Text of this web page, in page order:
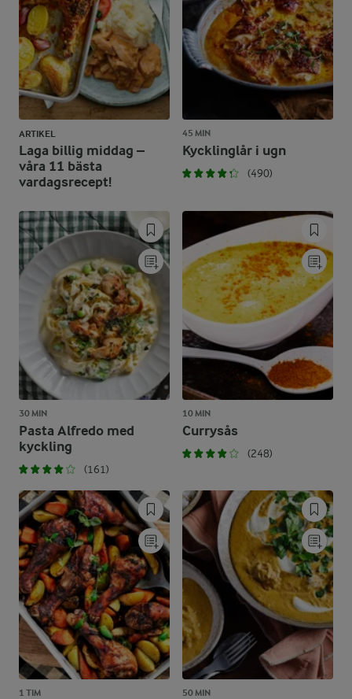
ARTIKEL
Laga billig middag –
våra 11 bästa
vardagsrecept!
45 MIN
Kycklinglår i ugn
(490)
30 MIN
Pasta Alfredo med
kyckling
(161)
10 MIN
Currysås
(248)
1 TIM 50 MIN